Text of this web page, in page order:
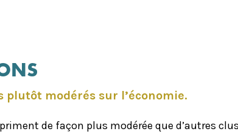
modérés sur l’économie.
de façon plus modérée que d’autres